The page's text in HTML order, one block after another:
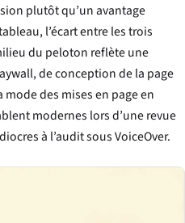
plutôt qu’un avantage
l’écart entre les trois
du peloton reflète une
de conception de la page
mode des mises en page en
modernes lors d’une revue
à l’audit sous VoiceOver.